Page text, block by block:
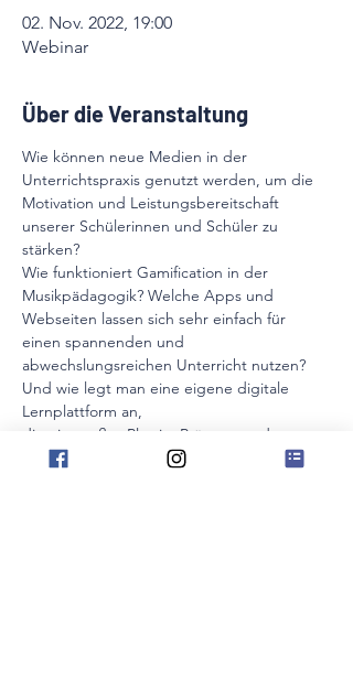
02. Nov. 2022, 19:00
Webinar
Über die Veranstaltung
Wie können neue Medien in der
Unterrichtspraxis genutzt werden, um die
Motivation und Leistungsbereitschaft
unserer Schülerinnen und Schüler zu
stärken?
Wie funktioniert Gamification in der
Musikpädagogik? Welche Apps und
Webseiten lassen sich sehr einfach für
einen spannenden und
abwechslungsreichen Unterricht nutzen?
Und wie legt man eine eigene digitale
Lernplattform an,
die ein großes Plus im Präsenz‐ und
Onlineunterricht ist?